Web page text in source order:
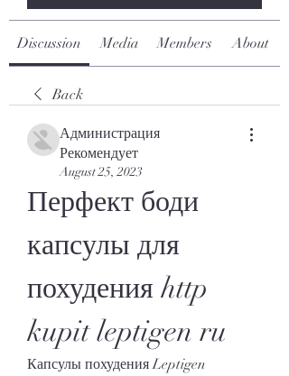
Discussion Media Members About
Back
Администрация
Рекомендует
August 25, 2023
Перфект боди
капсулы для
похудения http
kupit leptigen ru
Капсулы похудения Leptigen